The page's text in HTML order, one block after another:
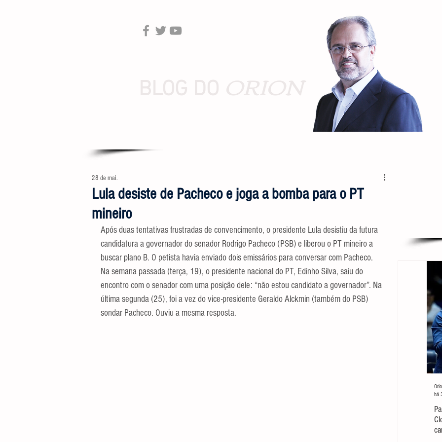
Lula desiste de Pacheco e joga a bomba para o PT
mineiro
28 de mai.
Após duas tentativas frustradas de convencimento, o presidente Lula desistiu da futura
candidatura a governador do senador Rodrigo Pacheco (PSB) e liberou o PT mineiro a
buscar plano B. O petista havia enviado dois emissários para conversar com Pacheco.
Na semana passada (terça, 19), o presidente nacional do PT, Edinho Silva, saiu do
encontro com o senador com uma posição dele: “não estou candidato a governador”. Na
última segunda (25), foi a vez do vice-presidente Geraldo Alckmin (também do PSB)
sondar Pacheco. Ouviu a mesma resposta.
há